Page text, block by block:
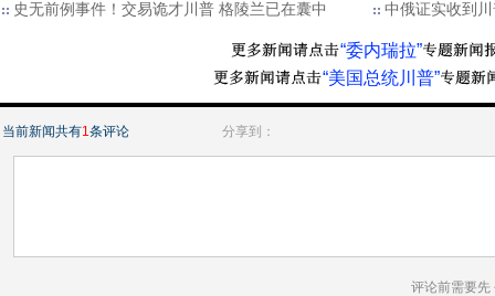
史无前例事件！交易诡才川普 格陵兰已在囊中
中俄证实收到
“委内瑞拉”
“美国总统川普”
当前新闻共有1条评论 分享到：
评论前需要先